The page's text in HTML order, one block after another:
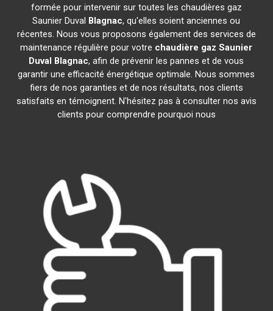
formée pour intervenir sur toutes les chaudières gaz
Saunier Duval Blagnac, qu'elles soient anciennes ou
récentes. Nous vous proposons également des services de
maintenance régulière pour votre chaudière gaz Saunier
Duval Blagnac, afin de prévenir les pannes et de vous
garantir une efficacité énergétique optimale. Nous sommes
fiers de nos garanties et de nos résultats, nos clients
satisfaits en témoignent. N'hésitez pas à consulter nos avis
clients pour comprendre pourquoi nous